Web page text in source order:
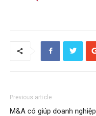
Previous article
M&A có giúp doanh nghiệp